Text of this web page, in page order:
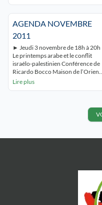
14h30 MANIFESTATION
UNITAIRE Départ Manufacture
« D » – Samedi 2 […]
AGENDA NOVEMBRE
2011
► Jeudi 3 novembre de 18h à 20h
Le printemps arabe et le conflit
israélo-palestinien Conférence de
Ricardo Bocco Maison de l’Orient
et de la Méditerranée 7, rue Raulin
Orient exposé, diaporama, débat
Lire plus